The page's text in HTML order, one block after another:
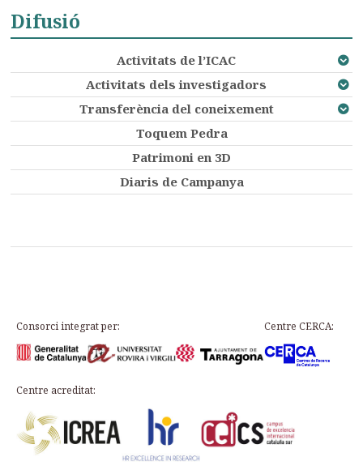
Difusió
Activitats de l’ICAC
Activitats dels investigadors
Transferència del coneixement
Toquem Pedra
Patrimoni en 3D
Diaris de Campanya
Consorci integrat per: Centre CERCA:
Centre acreditat: